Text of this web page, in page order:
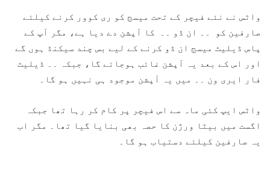
واٹس نے نئے فیچر کے تحت میسج کو ری کوور کرنے کیلئے
صارفین کو ۔۔ ان ڈو ۔۔ کا آپشن دے دیا ہے، مگر آپ کے
پاس ڈیلیٹ میسج ان ڈو کرنے کے لیے بس چند سیکنڈ ہوں گے
اور اس کے بعد یہ آپشن غائب ہوجائے گا، جبکہ ۔۔ ڈیلیٹ
فار ایری ون ۔۔ میں یہ آپشن موجود ہی نہیں ہو گا۔
واٹس ایپ کئی ماہ سے اس فیچر پر کام کر رہا تھا جبکہ
اگست میں بیٹا ورژن کا حصہ بھی بنایا گیا تھا۔ مگر اب
یہ صارفین کیلئے دستیاب ہو گا۔